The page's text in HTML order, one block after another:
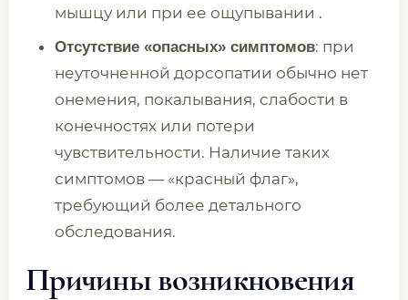
мышцу или при ее ощупывании .
Отсутствие «опасных» симптомов: при
неуточненной дорсопатии обычно нет
онемения, покалывания, слабости в
конечностях или потери
чувствительности. Наличие таких
симптомов — «красный флаг»,
требующий более детального
обследования.
Причины возникновения